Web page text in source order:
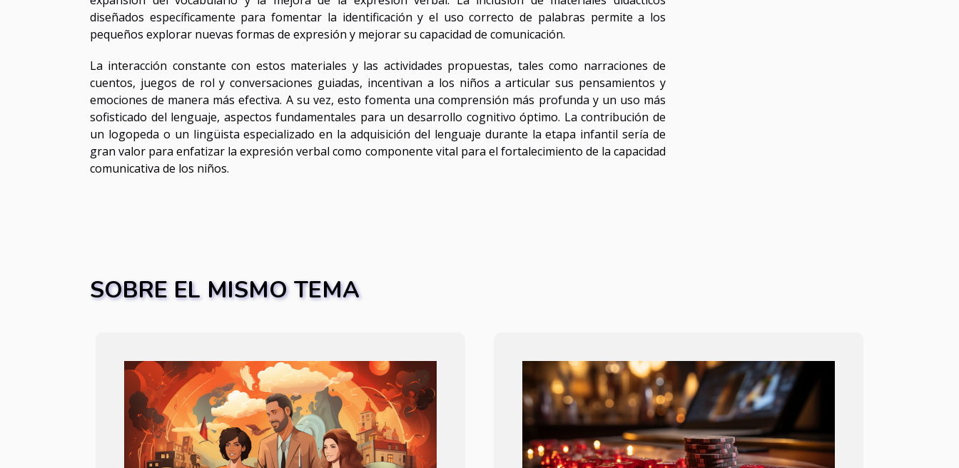
diseñados específicamente para fomentar la identificación y el uso correcto de palabras permite a los
pequeños explorar nuevas formas de expresión y mejorar su capacidad de comunicación.
La interacción constante con estos materiales y las actividades propuestas, tales como narraciones de
cuentos, juegos de rol y conversaciones guiadas, incentivan a los niños a articular sus pensamientos y
emociones de manera más efectiva. A su vez, esto fomenta una comprensión más profunda y un uso más
sofisticado del lenguaje, aspectos fundamentales para un desarrollo cognitivo óptimo. La contribución de
un logopeda o un lingüista especializado en la adquisición del lenguaje durante la etapa infantil sería de
gran valor para enfatizar la expresión verbal como componente vital para el fortalecimiento de la capacidad
comunicativa de los niños.
SOBRE EL MISMO TEMA